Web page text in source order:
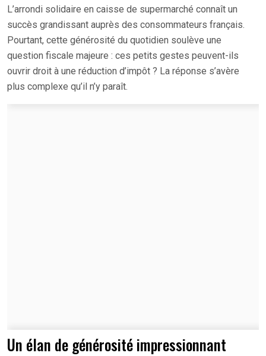
L’arrondi solidaire en caisse de supermarché connaît un
succès grandissant auprès des consommateurs français.
Pourtant, cette générosité du quotidien soulève une
question fiscale majeure : ces petits gestes peuvent-ils
ouvrir droit à une réduction d’impôt ? La réponse s’avère
plus complexe qu’il n’y paraît.
Un élan de générosité impressionnant